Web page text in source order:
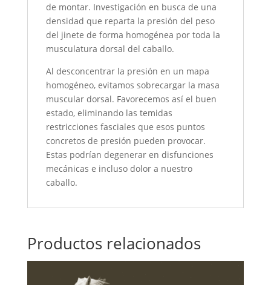
de montar. Investigación en busca de una
densidad que reparta la presión del peso
del jinete de forma homogénea por toda la
musculatura dorsal del caballo.
Al desconcentrar la presión en un mapa
homogéneo, evitamos sobrecargar la masa
muscular dorsal. Favorecemos así el buen
estado, eliminando las temidas
restricciones fasciales que esos puntos
concretos de presión pueden provocar.
Estas podrían degenerar en disfunciones
mecánicas e incluso dolor a nuestro
caballo.
Productos relacionados